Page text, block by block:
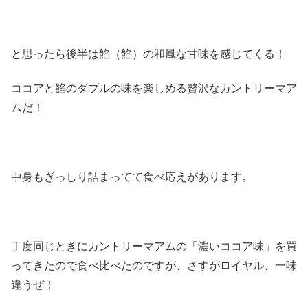
と思ったら後半は餡（餡）の和風な甘味を感じてくる！
ココアと餡のダブルの味を楽しめる贅沢なカントリーマア
ムだ！
中身もぎっしり詰まってて食べ応えがあります。
丁度同じときにカントリーマアムの「濃いココア味」を買
ってきたので食べ比べたのですが、さすがロイヤル、一味
違うぜ！